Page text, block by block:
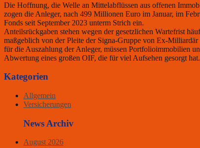
Die Hoffnung, die Welle an Mittelabflüssen aus offenen
zogen die Anleger, nach 499 Millionen Euro im Januar, im
Fonds seit September 2023 unterm Strich ein.
Anteilsrückgaben stehen wegen der gesetzlichen Wartefrist
maßgeblich von der Pleite der Signa-Gruppe von Ex-
für die Auszahlung der Anleger, müssen Portfolioimmobilien
Abwertung eines großen OIF, die für viel Aufsehen gesorgt hat.
Kategorien
Allgemein
Versicherungen
News Archiv
August 2026